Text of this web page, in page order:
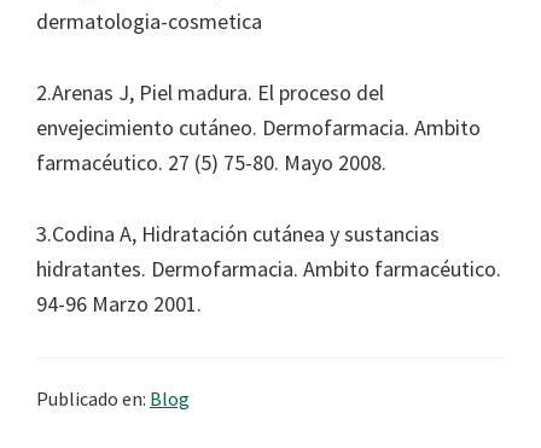
dermatologia-cosmetica
2.Arenas J, Piel madura. El proceso del
envejecimiento cutáneo. Dermofarmacia. Ambito
farmacéutico. 27 (5) 75-80. Mayo 2008.
3.Codina A, Hidratación cutánea y sustancias
hidratantes. Dermofarmacia. Ambito farmacéutico.
94-96 Marzo 2001.
Publicado en: Blog